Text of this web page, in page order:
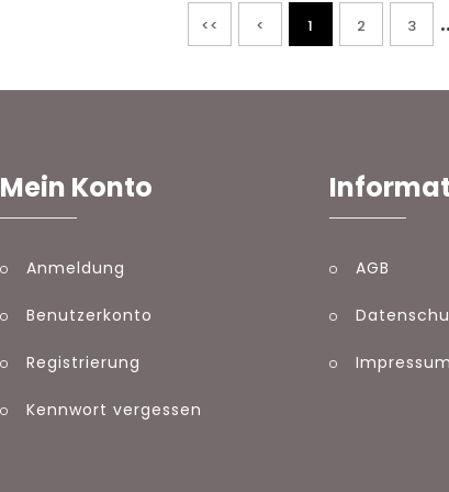
<< < 1 2 3
Mein Konto
Anmeldung
Benutzerkonto
Registrierung
Kennwort vergessen
AGB
Impressum